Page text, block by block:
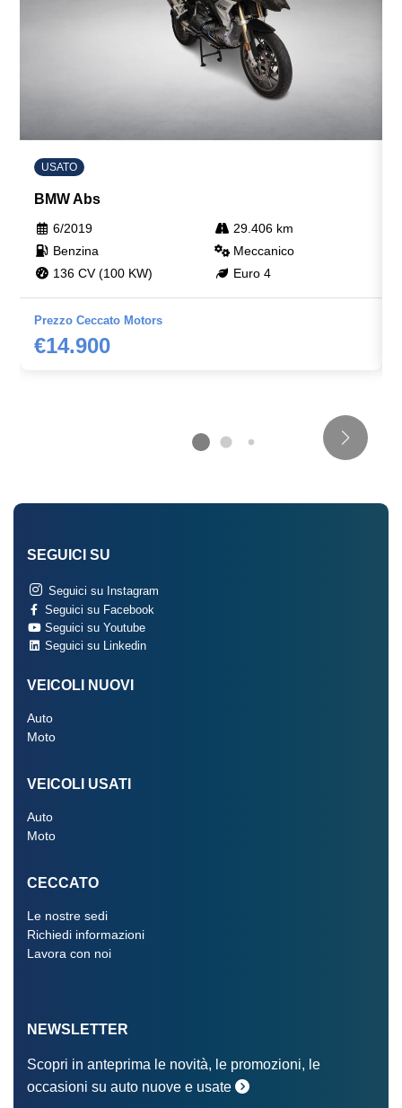
USATO
BMW Abs
6/2019
29.406 km
Benzina
Meccanico
136 CV (100 KW)
Euro 4
Prezzo Ceccato Motors
€14.900
SEGUICI SU
Seguici su Instagram
Seguici su Facebook
Seguici su Youtube
Seguici su Linkedin
VEICOLI NUOVI
Auto
Moto
VEICOLI USATI
Auto
Moto
CECCATO
Le nostre sedi
Richiedi informazioni
Lavora con noi
NEWSLETTER
Scopri in anteprima le novità, le promozioni, le
occasioni su auto nuove e usate